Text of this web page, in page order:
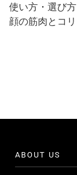
使い方・選び方
顔の筋肉とコリ
ABOUT US